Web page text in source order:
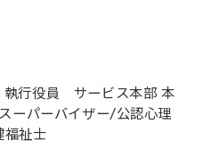
行役員 サービス本部 本
ーパーバイザー/公認心理
福祉士